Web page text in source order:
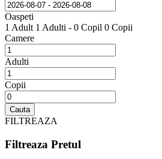
Oaspeti
1 Adult 1 Adulti - 0 Copil 0 Copii
Camere
Adulti
Copii
Cauta
FILTREAZA
Filtreaza Pretul